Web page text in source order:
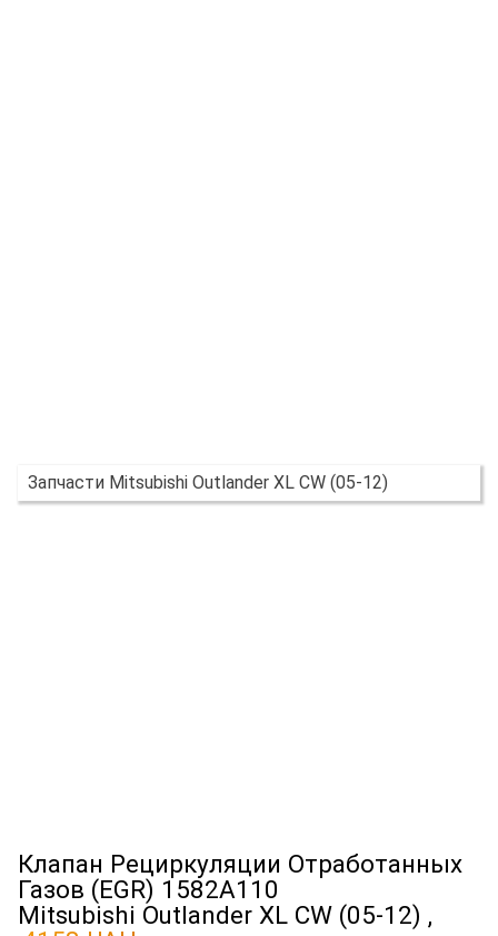
Запчасти Mitsubishi Outlander XL CW (05-12)
Клапан Рециркуляции Отработанных
Газов (EGR) 1582A110
Mitsubishi Outlander XL CW (05-12) ,